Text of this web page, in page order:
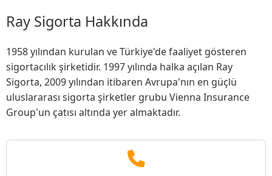
Ray Sigorta Hakkında
1958 yılından kurulan ve Türkiye'de faaliyet gösteren
sigortacılık şirketidir. 1997 yılında halka açılan Ray
Sigorta, 2009 yılından itibaren Avrupa'nın en güçlü
uluslararası sigorta şirketler grubu Vienna Insurance
Group'un çatısı altında yer almaktadır.